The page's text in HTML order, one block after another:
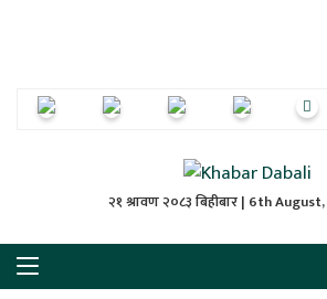
२१ श्रावण २०८३ बिहीबार | 6th